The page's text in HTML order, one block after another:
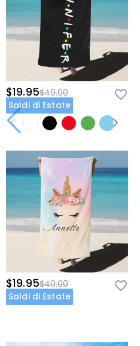
$19.95$40.00
Saldi di Estate
$19.95$40.00
Saldi di Estate